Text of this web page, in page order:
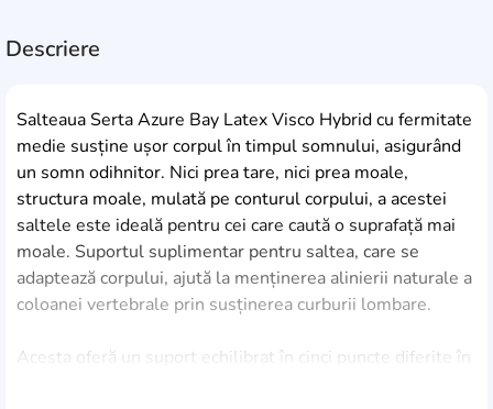
Descriere
Salteaua Serta Azure Bay Latex Visco Hybrid cu fermitate
medie susține ușor corpul în timpul somnului, asigurând
un somn odihnitor. Nici prea tare, nici prea moale,
structura moale, mulată pe conturul corpului, a acestei
saltele este ideală pentru cei care caută o suprafață mai
moale. Suportul suplimentar pentru saltea, care se
adaptează corpului, ajută la menținerea alinierii naturale a
coloanei vertebrale prin susținerea curburii lombare.
Acesta oferă un suport echilibrat în cinci puncte diferite în